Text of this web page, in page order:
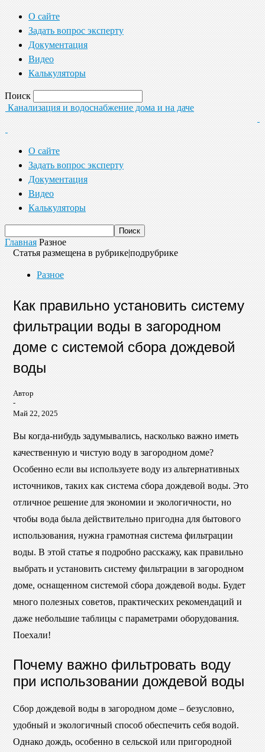
О сайте
Задать вопрос эксперту
Документация
Видео
Калькуляторы
Поиск
Канализация и водоснабжение дома и на даче
О сайте
Задать вопрос эксперту
Документация
Видео
Калькуляторы
Главная Разное
Статья размещена в рубрике|подрубрике
Разное
Как правильно установить систему
фильтрации воды в загородном
доме с системой сбора дождевой
воды
Автор
-
Май 22, 2025
Вы когда-нибудь задумывались, насколько важно иметь
качественную и чистую воду в загородном доме?
Особенно если вы используете воду из альтернативных
источников, таких как система сбора дождевой воды. Это
отличное решение для экономии и экологичности, но
чтобы вода была действительно пригодна для бытового
использования, нужна грамотная система фильтрации
воды. В этой статье я подробно расскажу, как правильно
выбрать и установить систему фильтрации в загородном
доме, оснащенном системой сбора дождевой воды. Будет
много полезных советов, практических рекомендаций и
даже небольшие таблицы с параметрами оборудования.
Поехали!
Почему важно фильтровать воду
при использовании дождевой воды
Сбор дождевой воды в загородном доме – безусловно,
удобный и экологичный способ обеспечить себя водой.
Однако дождь, особенно в сельской или пригородной